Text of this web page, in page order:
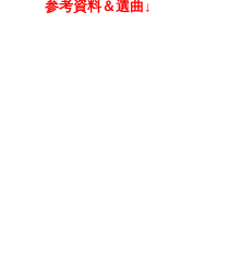
参考資料＆選曲↓